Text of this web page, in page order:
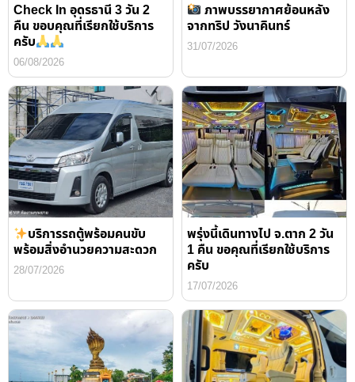
Check In อุดรธานี 3 วัน 2
คืน ขอบคุณที่เรียกใช้บริการ
ครับ
06/08/2026
ภาพบรรยากาศย้อนหลัง
จากทริป วังนาคินทร์
31/07/2026
บริการรถตู้พร้อมคนขับ
พร้อมสิ่งอำนวยความสะดวก
28/07/2026
พรุ่งนี้เดินทางไป จ.ตาก 2 วัน
1 คืน ขอคุณที่เรียกใช้บริการ
ครับ
17/07/2026